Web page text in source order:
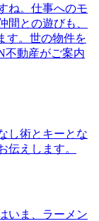
ね。仕事へのモ
間との遊びも、
す。世の物件を
不動産がご案内
し術とキーとな
伝えします。
いま、ラーメン